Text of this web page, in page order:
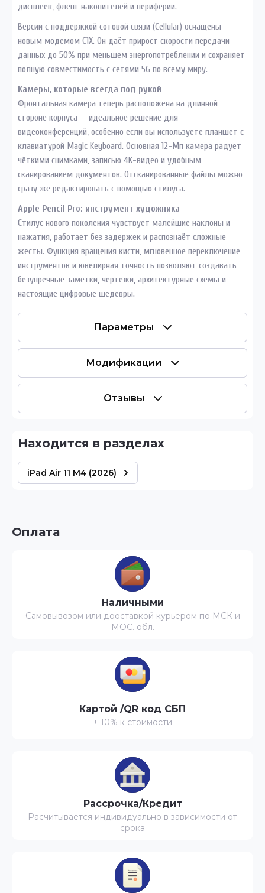
дисплеев, флеш-накопителей и периферии.
Версии с поддержкой сотовой связи (Cellular) оснащены
новым модемом C1X. Он даёт прирост скорости передачи
данных до 50% при меньшем энергопотреблении и сохраняет
полную совместимость с сетями 5G по всему миру.
Камеры, которые всегда под рукой
Фронтальная камера теперь расположена на длинной
стороне корпуса — идеальное решение для
видеоконференций, особенно если вы используете планшет с
клавиатурой Magic Keyboard. Основная 12-Мп камера радует
чёткими снимками, записью 4K-видео и удобным
сканированием документов. Отсканированные файлы можно
сразу же редактировать с помощью стилуса.
Apple Pencil Pro: инструмент художника
Стилус нового поколения чувствует малейшие наклоны и
нажатия, работает без задержек и распознаёт сложные
жесты. Функция вращения кисти, мгновенное переключение
инструментов и ювелирная точность позволяют создавать
безупречные заметки, чертежи, архитектурные схемы и
настоящие цифровые шедевры.
Параметры
Модификации
Отзывы
Находится в разделах
iPad Air 11 M4 (2026)
Оплата
Наличными
Самовывозом или дооставкой курьером по МСК и
МОС. обл.
Картой /QR код СБП
+ 10% к стоимости
Рассрочка/Кредит
Расчитывается индивидуально в зависимости от
срока